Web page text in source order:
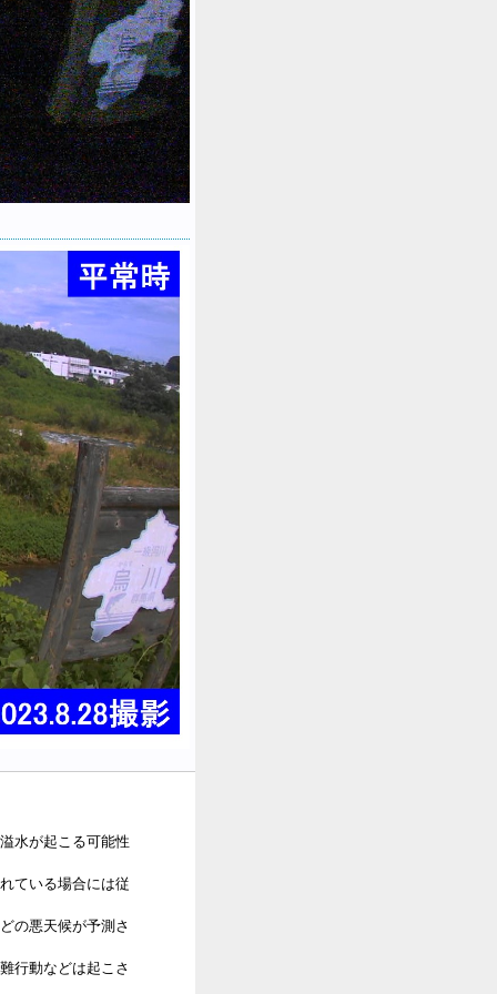
水が起こる可能性
ている場合には従
の悪天候が予測さ
行動などは起こさ